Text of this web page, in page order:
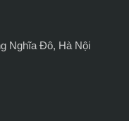
Nghĩa Đô, Hà Nội